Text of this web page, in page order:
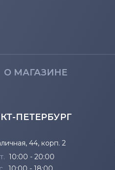
922
О МАГАЗИНЕ
ПЕТЕРБУРГ
44, корп. 2
10:00 - 20:00